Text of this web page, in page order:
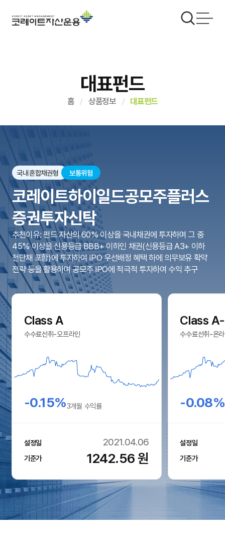
대표펀드
홈 상품정보 대표펀드
국내혼합채권형 보통위험
코레이트하이일드공모주플러스
증권투자신탁
추천이유: 펀드 자산의 60% 이상을 국내채권에 투자하며 그 중
45% 이상을 신용등급 BBB+ 이하인 채권(신용등급 A3+ 이하
전단채 포함)에 투자하여 IPO 우선배정 혜택 하에 의무보유 확약
전략 등을 활용하며 공모주 IPO에 적극적 투자하여 수익 추구
Class A
수수료선취-오프라인
-0.15%3개월 수익률
설정일 2021.04.06
기준가 1242.56원
Class
수수료선취-온
-0.08%
설정일
기준가